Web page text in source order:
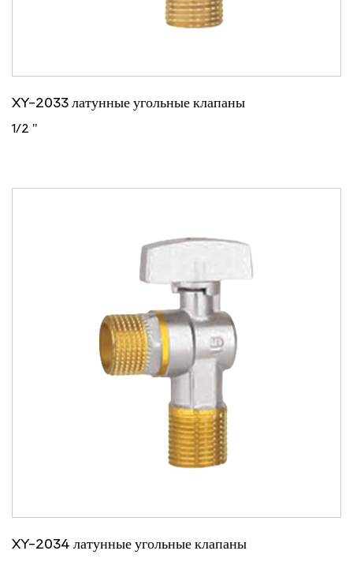
XY-2033 латунные угольные клапаны
1/2 "
XY-2034 латунные угольные клапаны